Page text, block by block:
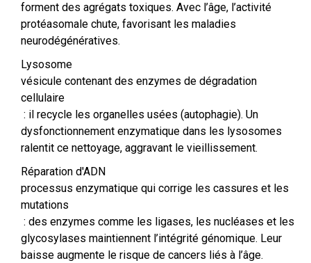
forment des agrégats toxiques. Avec l’âge, l’activité
protéasomale chute, favorisant les maladies
neurodégénératives.
Lysosome
vésicule contenant des enzymes de dégradation
cellulaire
: il recycle les organelles usées (autophagie). Un
dysfonctionnement enzymatique dans les lysosomes
ralentit ce nettoyage, aggravant le vieillissement.
Réparation d'ADN
processus enzymatique qui corrige les cassures et les
mutations
: des enzymes comme les ligases, les nucléases et les
glycosylases maintiennent l’intégrité génomique. Leur
baisse augmente le risque de cancers liés à l’âge.